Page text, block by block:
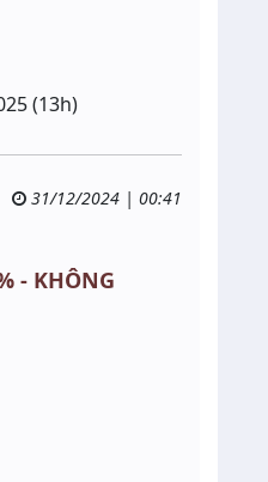
(13h)
31/12/2024 | 00:41
- KHÔNG